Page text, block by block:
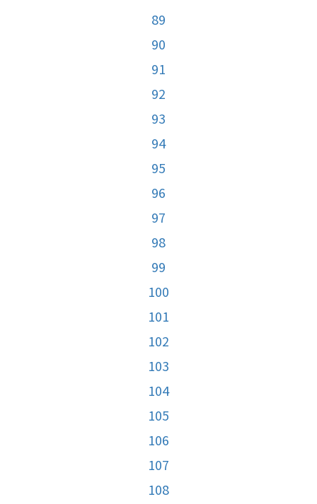
89
90
91
92
93
94
95
96
97
98
99
100
101
102
103
104
105
106
107
108